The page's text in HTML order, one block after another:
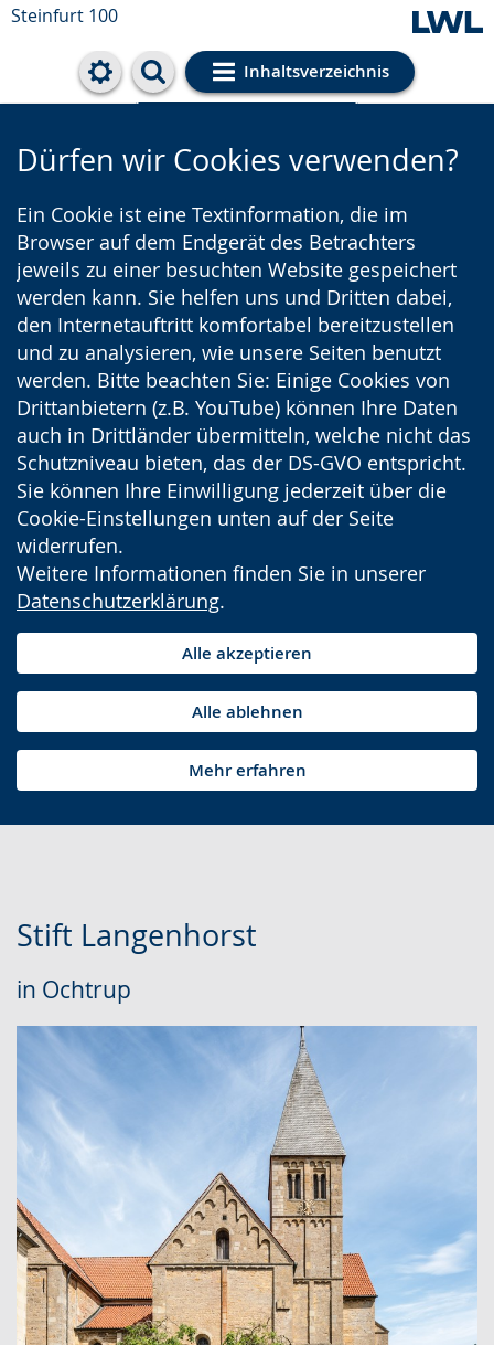
Steinfurt 100
Inhaltsverzeichnis
Cookie-Einstellungen
Dürfen wir Cookies verwenden?
Ein Cookie ist eine Textinformation, die im
Browser auf dem Endgerät des Betrachters
jeweils zu einer besuchten Website gespeichert
werden kann. Sie helfen uns und Dritten dabei,
den Internetauftritt komfortabel bereitzustellen
und zu analysieren, wie unsere Seiten benutzt
werden. Bitte beachten Sie: Einige Cookies von
Drittanbietern (z.B. YouTube) können Ihre Daten
auch in Drittländer übermitteln, welche nicht das
Schutzniveau bieten, das der DS-GVO entspricht.
Sie können Ihre Einwilligung jederzeit über die
Cookie-Einstellungen unten auf der Seite
widerrufen.
Weitere Informationen finden Sie in unserer
Datenschutzerklärung.
Alle akzeptieren
Alle ablehnen
Mehr erfahren
Stift Langenhorst
in Ochtrup